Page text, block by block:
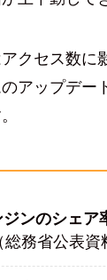
クセス数に
アップデー
ジンのシェア
総務省公表資